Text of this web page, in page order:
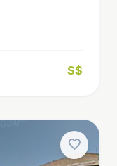
$$
favorite